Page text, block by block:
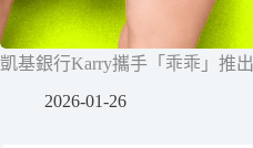
凱基銀行Karry攜手「乖乖」推
2026-01-26